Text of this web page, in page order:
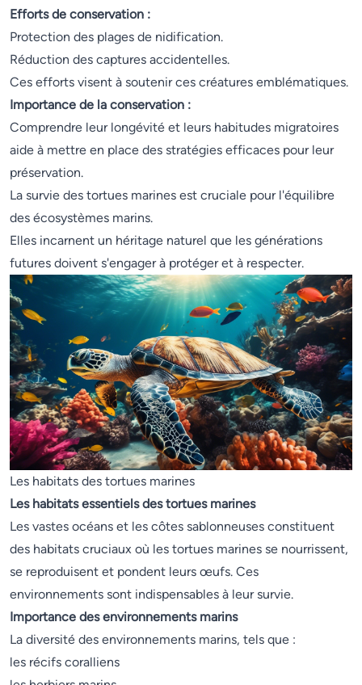
Efforts de conservation :
Protection des plages de nidification.
Réduction des captures accidentelles.
Ces efforts visent à soutenir ces créatures emblématiques.
Importance de la conservation :
Comprendre leur longévité et leurs habitudes migratoires
aide à mettre en place des stratégies efficaces pour leur
préservation.
La survie des tortues marines est cruciale pour l'équilibre
des écosystèmes marins.
Elles incarnent un héritage naturel que les générations
futures doivent s'engager à protéger et à respecter.
Les habitats des tortues marines
Les habitats essentiels des tortues marines
Les vastes océans et les côtes sablonneuses constituent
des habitats cruciaux où les tortues marines se nourrissent,
se reproduisent et pondent leurs œufs. Ces
environnements sont indispensables à leur survie.
Importance des environnements marins
La diversité des environnements marins, tels que :
les récifs coralliens